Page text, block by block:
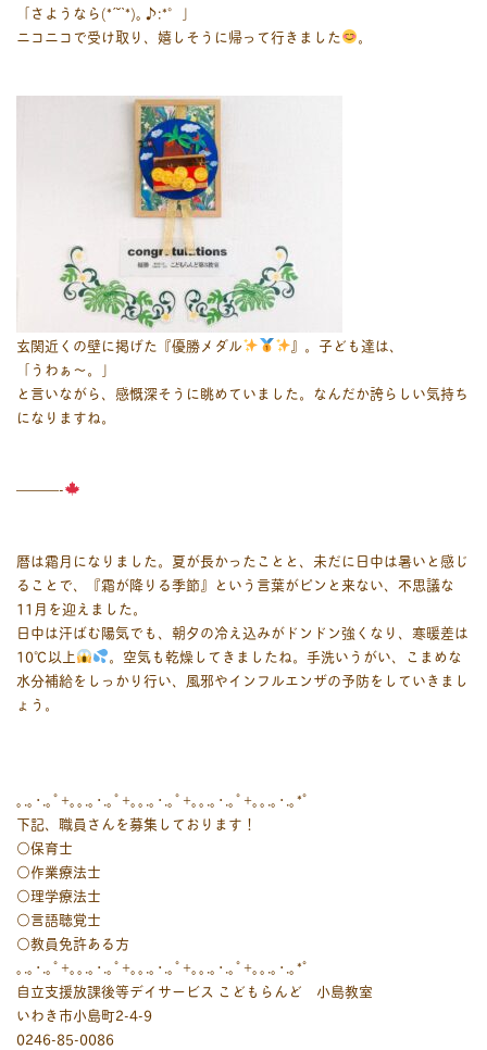
「さようなら(*ˊ˘ˋ*)｡♪:*°」
ニコニコで受け取り、嬉しそうに帰って行きました
。
玄関近くの壁に掲げた『優勝メダル
』。子ども達は、
「うわぁ〜。」
と言いながら、感慨深そうに眺めていました。なんだか誇らしい気持ち
になりますね。
———-
暦は霜月になりました。夏が長かったことと、未だに日中は暑いと感じ
ることで、『霜が降りる季節』という言葉がピンと来ない、不思議な
11月を迎えました。
日中は汗ばむ陽気でも、朝夕の冷え込みがドンドン強くなり、寒暖差は
10℃以上
。空気も乾燥してきましたね。手洗いうがい、こまめな
水分補給をしっかり行い、風邪やインフルエンザの予防をしていきまし
ょう。
｡.｡･.｡ﾟ+｡｡.｡･.｡ﾟ+｡｡.｡･.｡ﾟ+｡｡.｡･.｡ﾟ+｡｡.｡･.｡*ﾟ
下記、職員さんを募集しております！
○保育士
○作業療法士
○理学療法士
○言語聴覚士
○教員免許ある方
｡.｡･.｡ﾟ+｡｡.｡･.｡ﾟ+｡｡.｡･.｡ﾟ+｡｡.｡･.｡ﾟ+｡｡.｡･.｡*ﾟ
自立支援放課後等デイサービス こどもらんど 小島教室
いわき市小島町2-4-9
0246-85-0086